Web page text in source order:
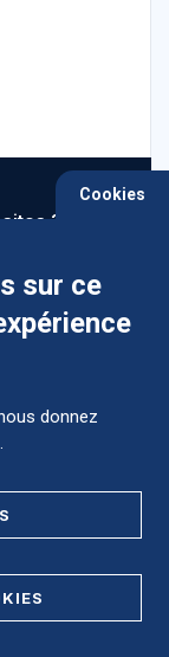
?
?
Cookies
sur ce
donnez